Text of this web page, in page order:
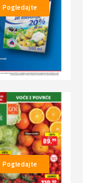
Pogledajte
Pogledajte